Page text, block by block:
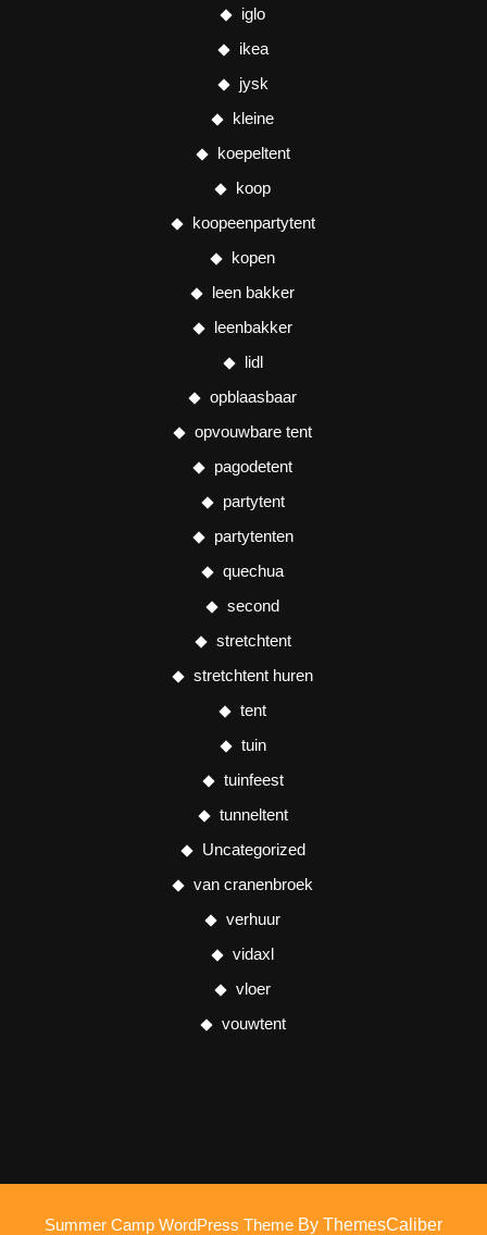
iglo
ikea
jysk
kleine
koepeltent
koop
koopeenpartytent
kopen
leen bakker
leenbakker
lidl
opblaasbaar
opvouwbare tent
pagodetent
partytent
partytenten
quechua
second
stretchtent
stretchtent huren
tent
tuin
tuinfeest
tunneltent
Uncategorized
van cranenbroek
verhuur
vidaxl
vloer
vouwtent
Summer Camp WordPress Theme By ThemesCaliber